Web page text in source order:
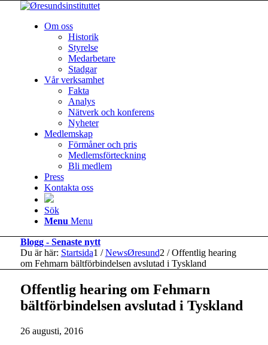
Om oss
Historik
Styrelse
Medarbetare
Stadgar
Vår verksamhet
Fakta
Analys
Nätverk och konferens
Nyheter
Medlemskap
Förmåner och pris
Medlemsförteckning
Bli medlem
Press
Kontakta oss
Sök
Menu Menu
Blogg - Senaste nytt
Du är här: Startsida1 / NewsØresund2 / Offentlig hearing
om Fehmarn bältförbindelsen avslutad i Tyskland
Offentlig hearing om Fehmarn
bältförbindelsen avslutad i Tyskland
26 augusti, 2016